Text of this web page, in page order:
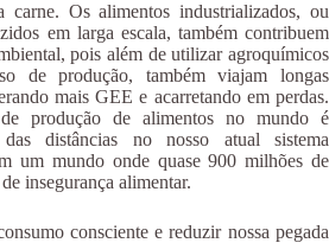
Os alimentos industrializados, ou
em larga escala, também contribuem
pois além de utilizar agroquímicos
de produção, também viajam longas
mais GEE e acarretando em perdas.
produção de alimentos no mundo é
distâncias no nosso atual sistema
um mundo onde quase 900 milhões de
insegurança alimentar.
consciente e reduzir nossa pegada